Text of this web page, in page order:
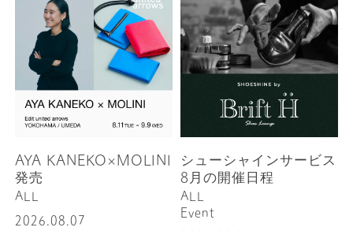
AYA KANEKO×MOLINI
発売
ALL
2026.08.07
シューシャインサービス
8月の開催日程
ALL
Event